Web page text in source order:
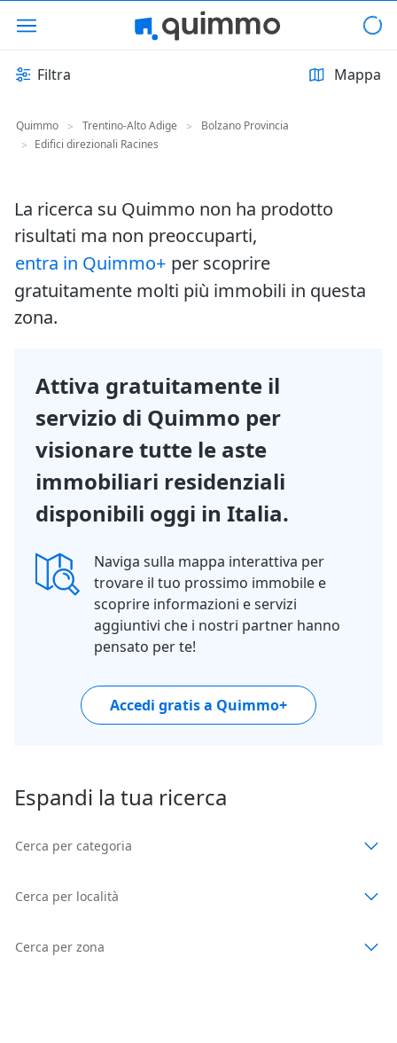
Filtra Mappa
Quimmo > Trentino-Alto Adige >
Bolzano Provincia
> Edifici direzionali Racines
La ricerca su Quimmo non ha prodotto
risultati ma non preoccuparti,
entra in Quimmo+ per scoprire
gratuitamente molti più immobili in questa
zona.
Attiva gratuitamente il
servizio di Quimmo per
visionare tutte le aste
immobiliari residenziali
disponibili oggi in Italia.
Naviga sulla mappa interattiva per
trovare il tuo prossimo immobile e
scoprire informazioni e servizi
aggiuntivi che i nostri partner hanno
pensato per te!
Accedi gratis a Quimmo+
Espandi la tua ricerca
Cerca per categoria
Cerca per località
Cerca per zona